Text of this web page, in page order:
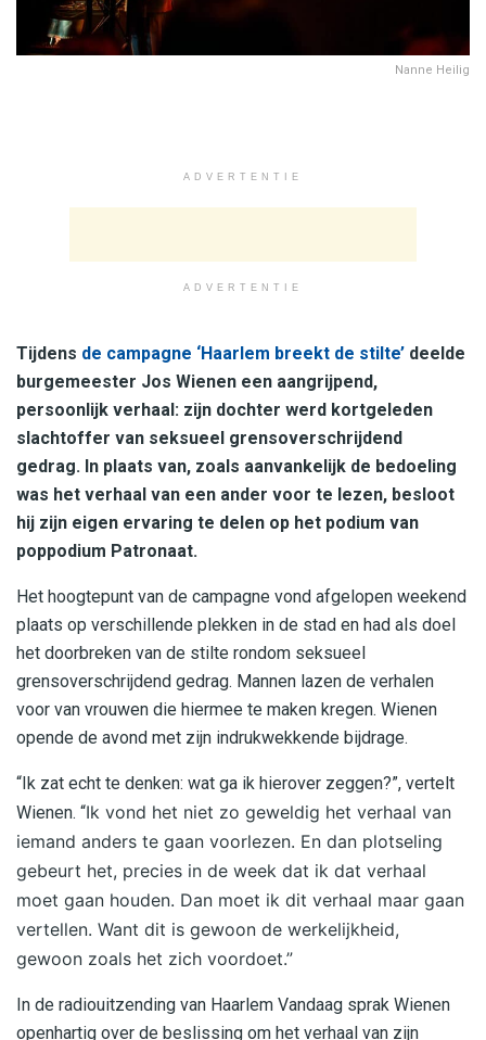
Nanne Heilig
ADVERTENTIE
ADVERTENTIE
Tijdens de campagne ‘Haarlem breekt de stilte’ deelde
burgemeester Jos Wienen een aangrijpend,
persoonlijk verhaal: zijn dochter werd kortgeleden
slachtoffer van seksueel grensoverschrijdend
gedrag. In plaats van, zoals aanvankelijk de bedoeling
was het verhaal van een ander voor te lezen, besloot
hij zijn eigen ervaring te delen op het podium van
poppodium Patronaat.
Het hoogtepunt van de campagne vond afgelopen weekend
plaats op verschillende plekken in de stad en had als doel
het doorbreken van de stilte rondom seksueel
grensoverschrijdend gedrag. Mannen lazen de verhalen
voor van vrouwen die hiermee te maken kregen. Wienen
opende de avond met zijn indrukwekkende bijdrage.
“Ik zat echt te denken: wat ga ik hierover zeggen?”, vertelt
Wienen. “Ik vond het niet zo geweldig het verhaal van
iemand anders te gaan voorlezen. En dan plotseling
gebeurt het, precies in de week dat ik dat verhaal
moet gaan houden. Dan moet ik dit verhaal maar gaan
vertellen. Want dit is gewoon de werkelijkheid,
gewoon zoals het zich voordoet.”
In de radiouitzending van Haarlem Vandaag sprak Wienen
openhartig over de beslissing om het verhaal van zijn